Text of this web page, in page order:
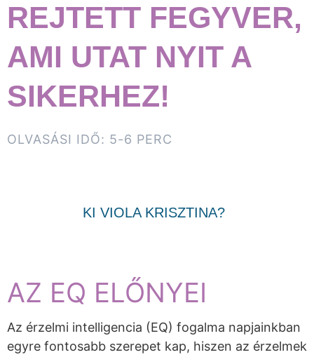
REJTETT FEGYVER,
AMI UTAT NYIT A
SIKERHEZ!
OLVASÁSI IDŐ: 5-6 PERC
KI VIOLA KRISZTINA?
AZ EQ ELŐNYEI
Az érzelmi intelligencia (EQ) fogalma napjainkban
egyre fontosabb szerepet kap, hiszen az érzelmek